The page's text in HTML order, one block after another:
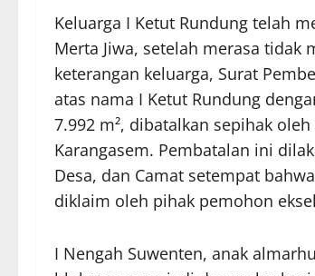
Keluarga I Ketut Rundung telah
Merta Jiwa, setelah merasa
keterangan keluarga, Surat
atas nama I Ketut Rundung
7.992 m², dibatalkan sepihak
Karangasem. Pembatalan ini
Desa, dan Camat setempat
diklaim oleh pihak pemohon
I Nengah Suwenten, anak